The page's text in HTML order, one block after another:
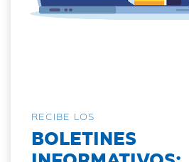
RECIBE LOS
BOLETINES